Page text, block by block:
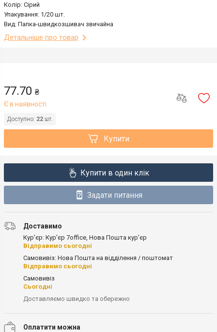
Колір: Сірий
Упакування: 1/20 шт.
Вид: Папка-швидкозшивач звичайна
Детальніше про товар
77.70 ₴
Є в наявності
Доступно: 22 шт.
Купити
Купити в один клік
Задати питання
Доставимо
Кур'єр: Кур'єр 7office, Нова Пошта кур’єр
Відправимо сьогодні
Самовивіз: Нова Пошта на відділення / поштомат
Відправимо сьогодні
Самовивіз
Сьогодні
Доставляємо швидко та обережно
Оплатити можна